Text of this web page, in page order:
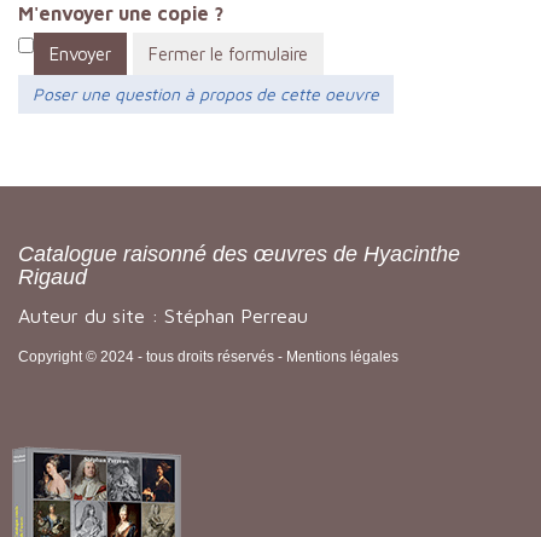
M'envoyer une copie ?
Envoyer
Fermer le formulaire
Poser une question à propos de cette oeuvre
Catalogue raisonné des œuvres de Hyacinthe
Rigaud
Auteur du site : Stéphan Perreau
Copyright © 2024 - tous droits réservés - Mentions légales